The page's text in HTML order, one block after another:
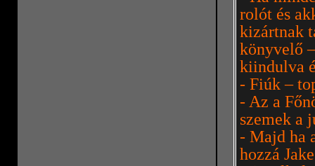
rolót és
kizártnak
könyvelő
kiindulva
- Fiúk –
- Az a
szemek a
- Majd ha
hozzá